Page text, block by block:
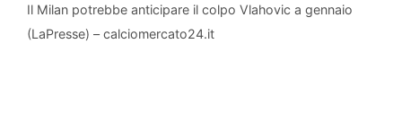
Il Milan potrebbe anticipare il colpo Vlahovic a gennaio
(LaPresse) – calciomercato24.it